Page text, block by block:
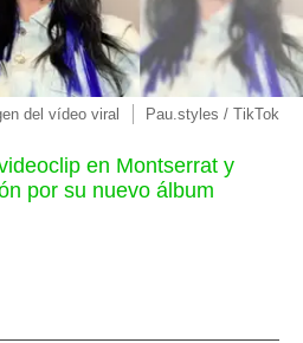
del vídeo viral Pau.styles / TikTok
en Montserrat y
por su nuevo álbum